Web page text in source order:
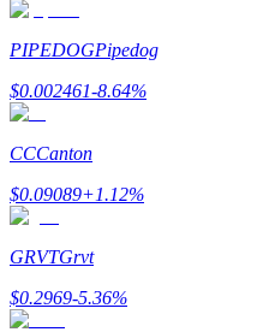
PIPEDOGPipedog
$0.002461-8.64%
CCCanton
$0.09089+1.12%
GRVTGrvt
$0.2969-5.36%